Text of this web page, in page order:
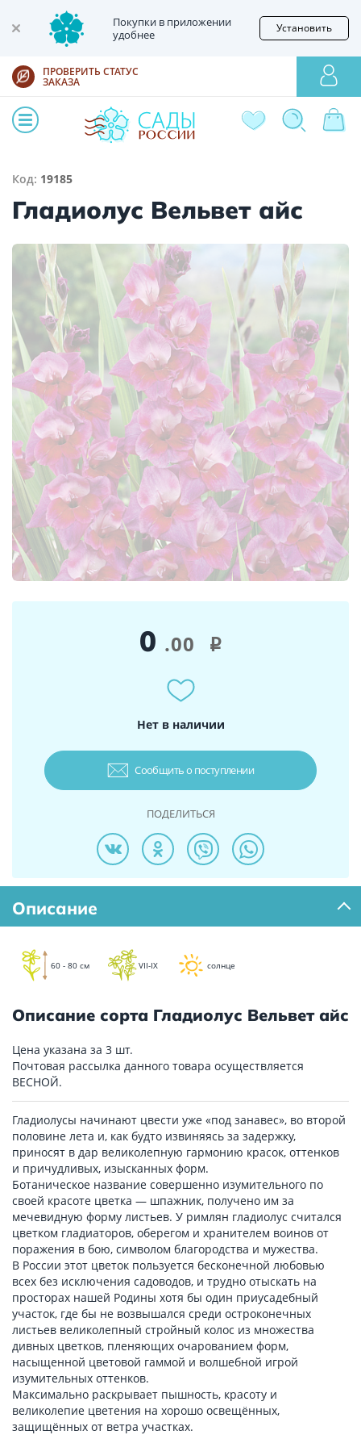
Покупки в приложении
удобнее
Установить
ПРОВЕРИТЬ СТАТУС
ЗАКАЗА
Код: 19185
Гладиолус Вельвет айс
0 .00 i
Нет в наличии
Сообщить о поступлении
ПОДЕЛИТЬСЯ
Описание
60 - 80 см VII-IX солнце
Описание сорта Гладиолус Вельвет айс
Цена указана за 3 шт.
Почтовая рассылка данного товара осуществляется
ВЕСНОЙ.
Гладиолусы начинают цвести уже «под занавес», во второй
половине лета и, как будто извиняясь за задержку,
приносят в дар великолепную гармонию красок, оттенков
и причудливых, изысканных форм.
Ботаническое название совершенно изумительного по
своей красоте цветка — шпажник, получено им за
мечевидную форму листьев. У римлян гладиолус считался
цветком гладиаторов, оберегом и хранителем воинов от
поражения в бою, символом благородства и мужества.
В России этот цветок пользуется бесконечной любовью
всех без исключения садоводов, и трудно отыскать на
просторах нашей Родины хотя бы один приусадебный
участок, где бы не возвышался среди остроконечных
листьев великолепный стройный колос из множества
дивных цветков, пленяющих очарованием форм,
насыщенной цветовой гаммой и волшебной игрой
изумительных оттенков.
Максимально раскрывает пышность, красоту и
великолепие цветения на хорошо освещённых,
защищённых от ветра участках.